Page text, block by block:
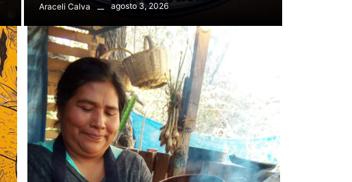
Araceli Calva agosto 3, 2026